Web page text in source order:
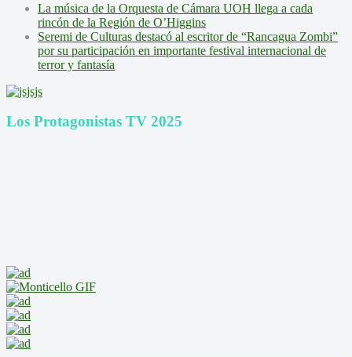
La música de la Orquesta de Cámara UOH llega a cada
rincón de la Región de O’Higgins
Seremi de Culturas destacó al escritor de “Rancagua Zombi”
por su participación en importante festival internacional de
terror y fantasía
Los Protagonistas TV 2025